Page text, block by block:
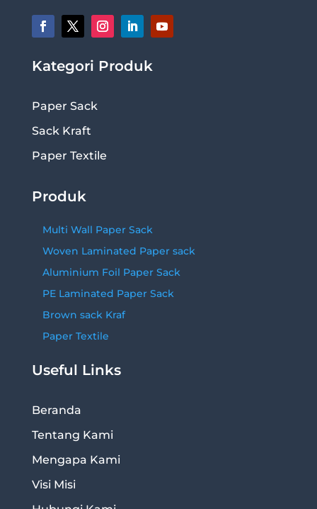
Kategori Produk
Paper Sack
Sack Kraft
Paper Textile
Produk
Multi Wall Paper Sack
Woven Laminated Paper sack
Aluminium Foil Paper Sack
PE Laminated Paper Sack
Brown sack Kraf
Paper Textile
Useful Links
Beranda
Tentang Kami
Mengapa Kami
Visi Misi